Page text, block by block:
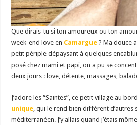
Que dirais-tu si ton amoureux ou ton
week-end love en Camargue? Ma douce
petit périple dépaysant à quelques
posé chez mami et papi, on a pu se
deux jours : love, détente, massages,
J’adore les “Saintes”, ce petit village au
unique, qui le rend bien différent
méditerranéen. J’y allais quand j’étais